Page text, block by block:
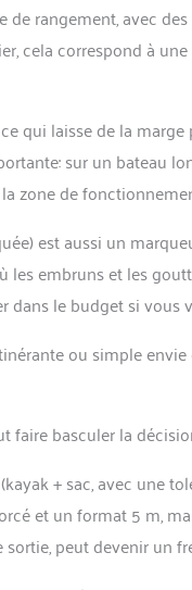
de rangement, avec
cela correspond à
qui laisse de la
sur un
zone de
est aussi un
les embruns et les
dans le budget si vous
ou simple envie
faire basculer la
+ sac, avec une
et un format 5 m,
peut devenir un